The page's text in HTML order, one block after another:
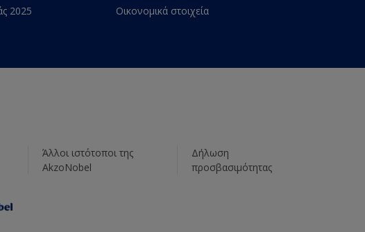
2025
Οικονομικά στοιχεία
Άλλοι ιστότοποι της
AkzoNobel
Δήλωση
προσβασιμότητας